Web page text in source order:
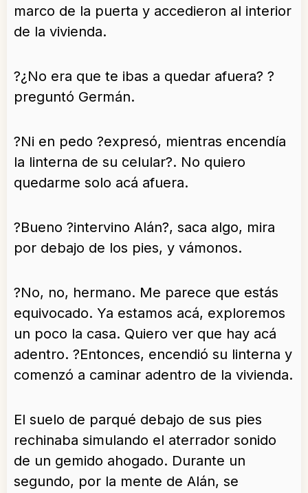
marco de la puerta y accedieron al interior
de la vivienda.
?¿No era que te ibas a quedar afuera? ?
preguntó Germán.
?Ni en pedo ?expresó, mientras encendía
la linterna de su celular?. No quiero
quedarme solo acá afuera.
?Bueno ?intervino Alán?, saca algo, mira
por debajo de los pies, y vámonos.
?No, no, hermano. Me parece que estás
equivocado. Ya estamos acá, exploremos
un poco la casa. Quiero ver que hay acá
adentro. ?Entonces, encendió su linterna y
comenzó a caminar adentro de la vivienda.
El suelo de parqué debajo de sus pies
rechinaba simulando el aterrador sonido
de un gemido ahogado. Durante un
segundo, por la mente de Alán, se